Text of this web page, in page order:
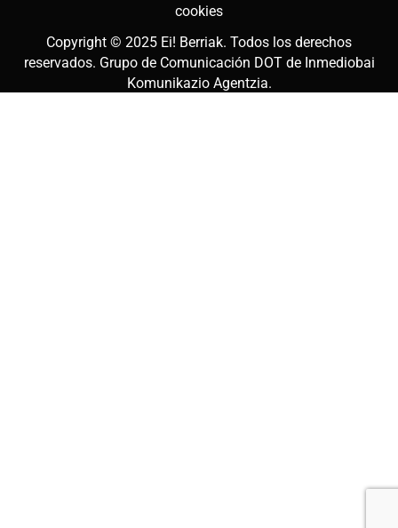
cookies
Copyright © 2025 Ei! Berriak. Todos los derechos
reservados. Grupo de Comunicación DOT de Inmediobai
Komunikazio Agentzia.